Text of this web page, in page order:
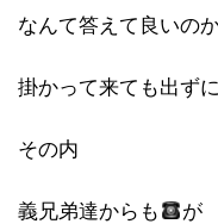
なんて答えて良いの
掛かって来ても出ず
その内
義兄弟達からも が